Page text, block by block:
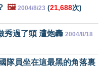
🖼️ 2004/8/23 (21,688次)
秀過了頭 遭炮轟 2004/8/18
隊員坐在這最黑的角落裏